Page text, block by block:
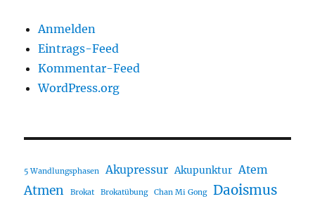
Anmelden
Eintrags-Feed
Kommentar-Feed
WordPress.org
5 Wandlungsphasen Akupressur Akupunktur Atem
Atmen Brokat Brokatübung Chan Mi Gong Daoismus